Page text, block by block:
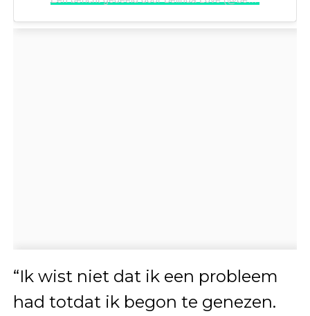
“Ik wist niet dat ik een probleem
had totdat ik begon te genezen.